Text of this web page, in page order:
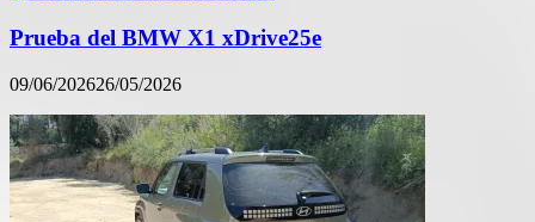
Prueba del BMW X1 xDrive25e
09/06/202626/05/2026